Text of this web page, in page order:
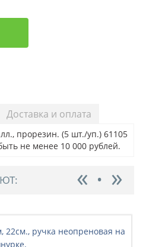
Доставка и оплата
прорезин. (5 шт./уп.) 61105
не менее 10 000 рублей.
22см., ручка неопреновая на